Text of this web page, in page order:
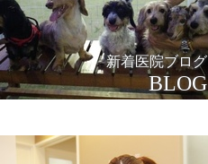
新着医院ブログ
BLOG